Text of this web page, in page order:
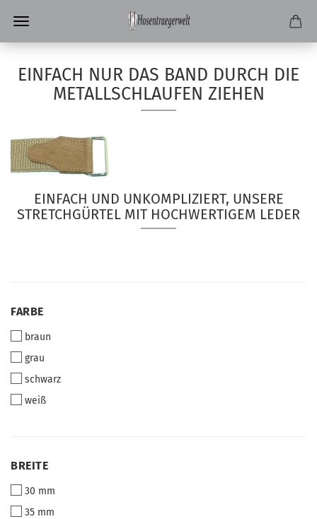
EINFACH NUR DAS BAND DURCH DIE
METALLSCHLAUFEN ZIEHEN
EINFACH UND UNKOMPLIZIERT, UNSERE
STRETCHGÜRTEL MIT HOCHWERTIGEM LEDER
FARBE
FARBE
braun
grau
schwarz
weiß
BREITE
BREITE
30 mm
35 mm